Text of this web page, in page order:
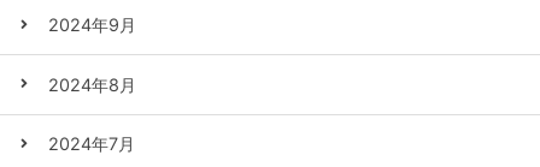
2024年9月
2024年8月
2024年7月